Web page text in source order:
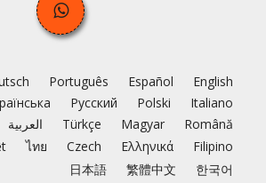
English
Español
Português
Italiano
Polski
Русский
Română
Magyar
Türkçe العربية
Filipino
Ελληνικά
Czech
ไทย
한국어
繁體中文
日本語